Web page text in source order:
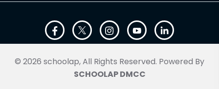
© 2026 schoolap, All Rights Reserved. Powered By
SCHOOLAP DMCC